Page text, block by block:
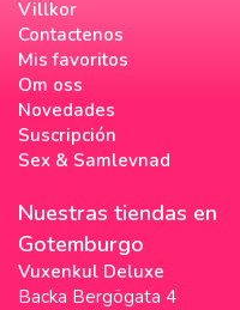
Villkor
Contactenos
Mis favoritos
Om oss
Novedades
Suscripción
Sex & Samlevnad
Nuestras tiendas en
Gotemburgo
Vuxenkul Deluxe
Backa Bergögata 4